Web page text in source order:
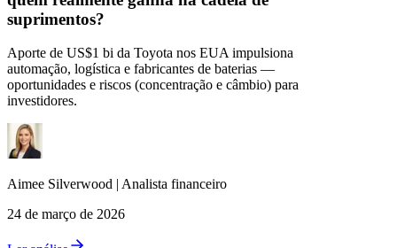
suprimentos?
Aporte de US$1 bi da Toyota nos EUA impulsiona
automação, logística e fabricantes de baterias —
oportunidades e riscos (concentração e câmbio) para
investidores.
Aimee Silverwood | Analista financeiro
24 de março de 2026